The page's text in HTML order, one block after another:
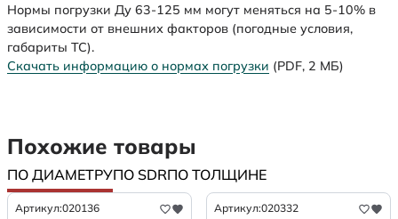
Нормы погрузки Ду 63-125 мм могут меняться на 5-10% в
зависимости от внешних факторов (погодные условия,
габариты ТС).
Скачать информацию о нормах погрузки (PDF, 2 МБ)
Похожие товары
ПО ДИАМЕТРУПО SDRПО ТОЛЩИНЕ
Артикул:020136 Артикул:020332